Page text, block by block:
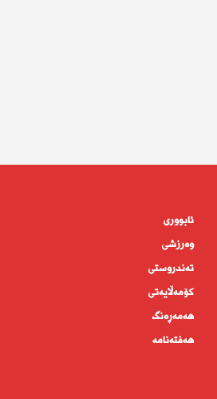
ئابوورى
وەرزشی
تەندروستى
كۆمه‌ڵايه‌تى
هەمەڕەنگ
هەفتەنامە